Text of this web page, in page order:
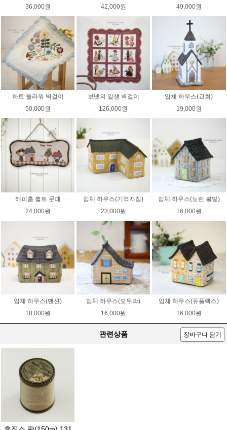
36,000원
42,000원
49,000원
하트 플라워 벽걸이
50,000원
보넷의 일생 벽걸이
126,000원
입체 하우스(교회)
19,000원
해피홈 퀼트 문패
24,000원
입체 하우스(기역자집)
23,000원
입체 하우스(노란 불빛)
16,000원
입체 하우스(맨션)
18,000원
입체 하우스(오두막)
16,000원
입체 하우스(듀플렉스)
16,000원
관련상품 장바구니 담기